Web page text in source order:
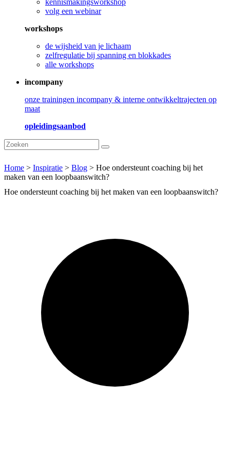
kennismakingsworkshop
volg een webinar
workshops
de wijsheid van je lichaam
zelfregulatie bij spanning en blokkades
alle workshops
incompany
onze trainingen incompany & interne ontwikkeltrajecten op
maat
opleidingsaanbod
Home > Inspiratie > Blog > Hoe ondersteunt coaching bij het
maken van een loopbaanswitch?
Hoe ondersteunt coaching bij het maken van een loopbaanswitch?